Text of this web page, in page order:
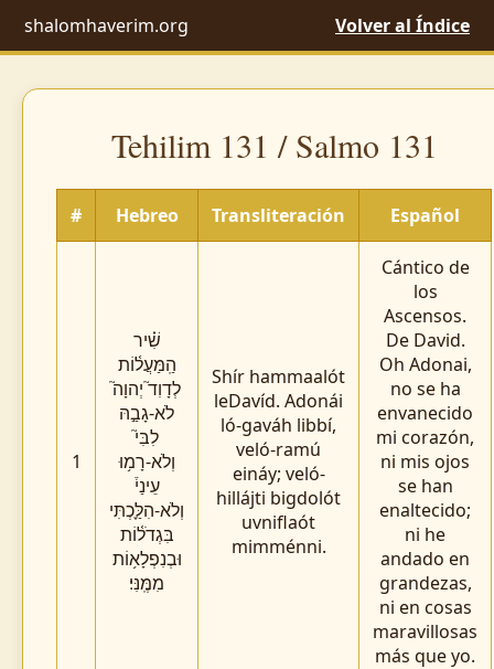
shalomhaverim.org Volver al Índice
Tehilim 131 / Salmo 131
# Hebreo Transliteración Español
1
שִׁ֗יר
הַֽמַּעֲל֫וֹת
לְדָוִד֮ יְהוָה֮
לֹא-גָבַ֣הּ
לִבִּי֮
וְלֹא-רָמ֥וּ
עֵינַי֒
וְלֹא-הִלַּ֪כְתִּי
בִּגְדֹל֫וֹת
וּבְנִפְלָא֥וֹת
מִמֶּֽנִּי׃
Shír hammaalót
leDavíd. Adonái
ló-gaváh libbí,
veló-ramú
eináy; veló-
hillájti bigdolót
uvniflaót
mimménni.
Cántico de
los
Ascensos.
De David.
Oh Adonai,
no se ha
envanecido
mi corazón,
ni mis ojos
se han
enaltecido;
ni he
andado en
grandezas,
ni en cosas
maravillosas
más que yo.